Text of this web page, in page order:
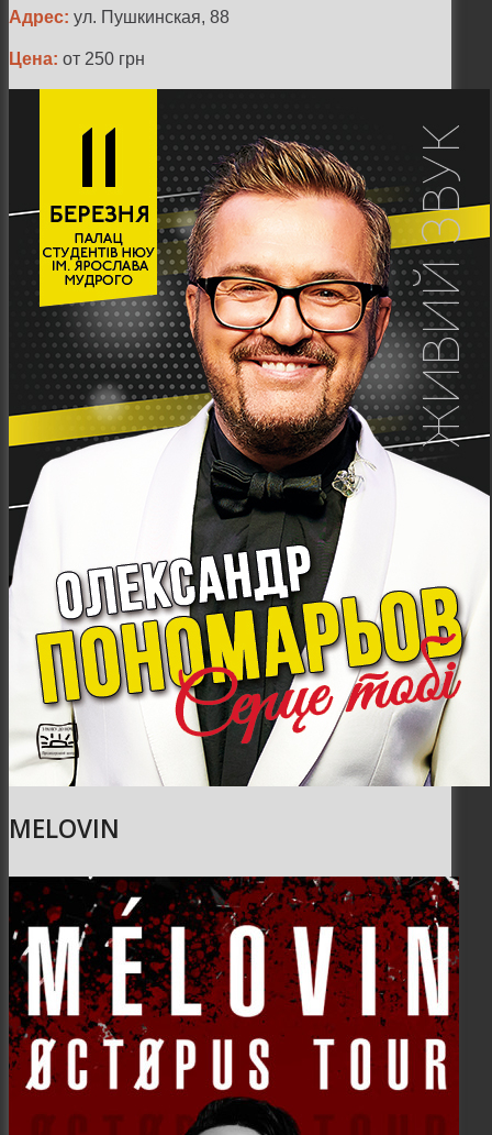
Адрес: ул. Пушкинская, 88
Цена: от 250 грн
MELOVIN